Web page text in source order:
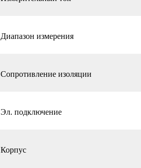
Диапазон измерения
Сопротивление изоляции
Эл. подключение
Корпус